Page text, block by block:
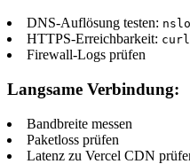
DNS-Auflösung testen:
HTTPS-Erreichbarkeit:
Firewall-Logs prüfen
Langsame Verbindung:
Bandbreite messen
Paketloss prüfen
Latenz zu Vercel CDN